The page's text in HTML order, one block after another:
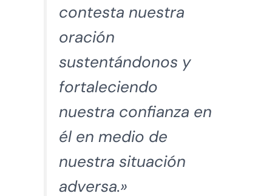
contesta nuestra
oración
sustentándonos y
fortaleciendo
nuestra confianza en
él en medio de
nuestra situación
adversa.»